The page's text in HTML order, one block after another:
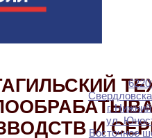
И
г.
ул.
Восточное